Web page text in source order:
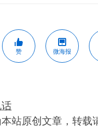
赞 微海报
站原创文章，转载